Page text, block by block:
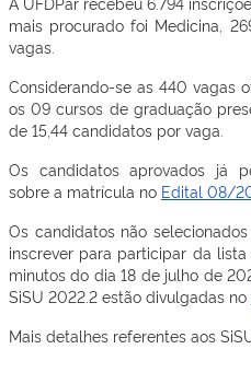
mais procurado foi Medicina,
vagas.
Considerando-se as 440 vagas
os 09 cursos de graduação
de 15,44 candidatos por vaga.
Os candidatos aprovados já
sobre a matrícula no Edital 08/
Os candidatos não
inscrever para participar da
minutos do dia 18 de julho de
SiSU 2022.2 estão divulgadas no
Mais detalhes referentes aos